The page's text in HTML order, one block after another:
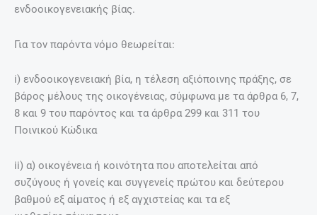
ενδοοικογενειακής βίας.
Για τον παρόντα νόµο θεωρείται:
i) ενδοοικογενειακή βία, η τέλεση αξιόποινης πράξης, σε
βάρος µέλους της οικογένειας, σύµφωνα µε τα άρθρα 6, 7,
8 και 9 του παρόντος και τα άρθρα 299 και 311 του
Ποινικού Κώδικα
ii) α) οικογένεια ή κοινότητα που αποτελείται από
συζύγους ή γονείς και συγγενείς πρώτου και δεύτερου
βαθµού εξ αίµατος ή εξ αγχιστείας και τα εξ